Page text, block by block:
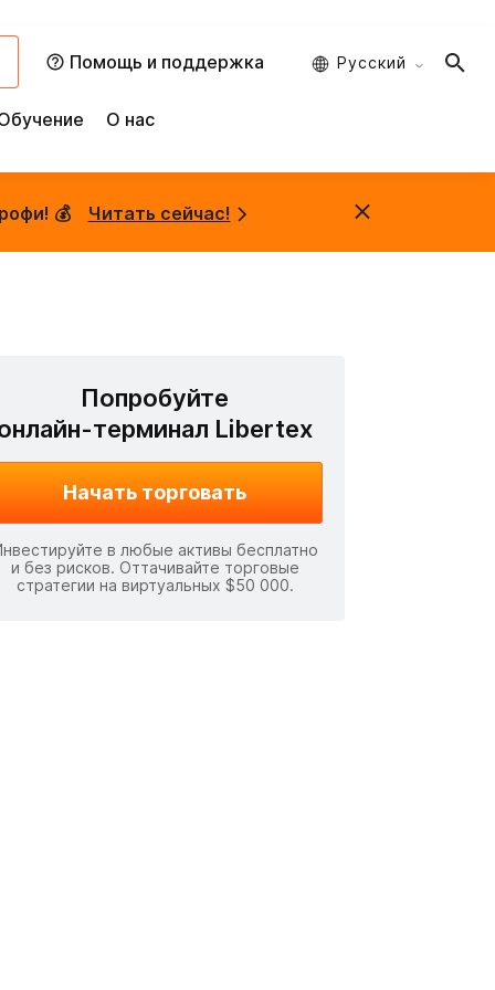
Помощь и поддержка Русский
О нас
💰 Читать сейчас!
Попробуйте
терминал Libertex
Начать торговать
в любые активы бесплатно
и без рисков. Оттачивайте торговые
стратегии на виртуальных $50 000.